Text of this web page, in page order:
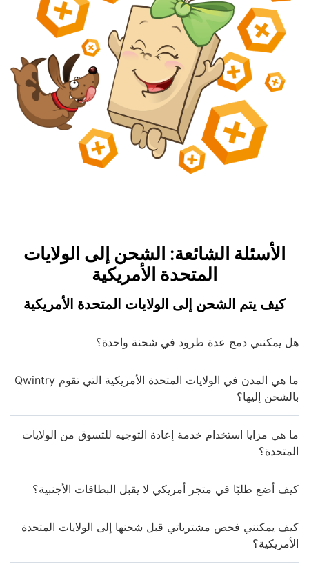
الأسئلة الشائعة: الشحن إلى الولايات
المتحدة الأمريكية
كيف يتم الشحن إلى الولايات المتحدة الأمريكية
هل يمكنني دمج عدة طرود في شحنة واحدة؟
ما هي المدن في الولايات المتحدة الأمريكية التي تقوم Qwintry
بالشحن إليها؟
ما هي مزايا استخدام خدمة إعادة التوجيه للتسوق من الولايات
المتحدة؟
كيف أضع طلبًا في متجر أمريكي لا يقبل البطاقات الأجنبية؟
كيف يمكنني فحص مشترياتي قبل شحنها إلى الولايات المتحدة
الأمريكية؟